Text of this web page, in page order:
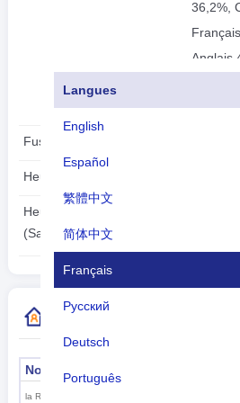
Langues
English
Español
繁體中文
简体中文
Français
Русский
Deutsch
Português
36,2%,
Anglais
autres
2,4%
Fuseau horaire:
Heure d'été:
Heure locale:
(Sao Tomé)
Plus d'informations
Nom officiel
la République Démocratique de Sao